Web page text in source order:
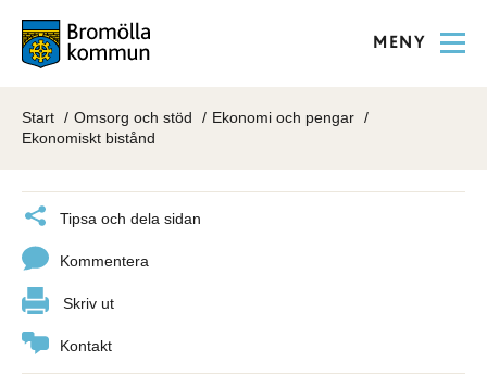
MENY
Start Omsorg och stöd
Ekonomi och pengar
Ekonomiskt bistånd
Tipsa och dela sidan
Kommentera
Skriv ut
Kontakt